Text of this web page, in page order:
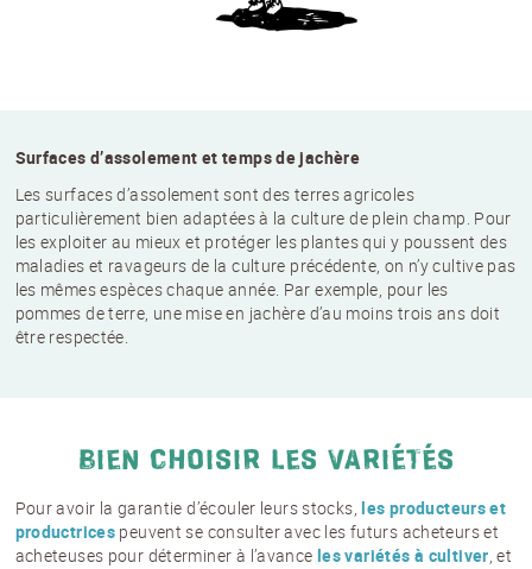
Surfaces d’assolement et temps de jachère
Les surfaces d’assolement sont des terres agricoles
particulièrement bien adaptées à la culture de plein champ. Pour
les exploiter au mieux et protéger les plantes qui y poussent des
maladies et ravageurs de la culture précédente, on n’y cultive pas
les mêmes espèces chaque année. Par exemple, pour les
pommes de terre, une mise en jachère d’au moins trois ans doit
être respectée.
BIEN CHOISIR LES VARIÉTÉS
Pour avoir la garantie d’écouler leurs stocks,les producteurs et
productrices peuvent se consulter avec les futurs acheteurs et
acheteuses pour déterminer à l’avance les variétés à cultiver, et